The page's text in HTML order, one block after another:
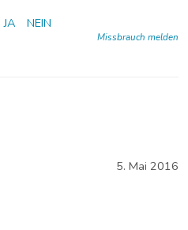
JA NEIN
Missbrauch melden
5. Mai 2016